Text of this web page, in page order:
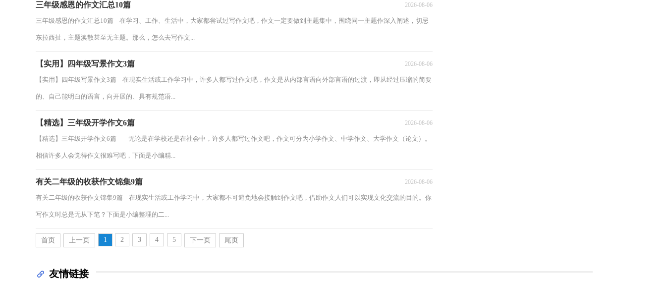
三年级感恩的作文汇总10篇 2026-08-06
三年级感恩的作文汇总10篇 在学习、工作、生活中，大家都尝试过写作文吧，作文一定要做到主题集中，围绕同一主题作深入阐述，切忌
东拉西扯，主题涣散甚至无主题。那么，怎么去写作文...
【实用】四年级写景作文3篇 2026-08-06
【实用】四年级写景作文3篇 在现实生活或工作学习中，许多人都写过作文吧，作文是从内部言语向外部言语的过渡，即从经过压缩的简要
的、自己能明白的语言，向开展的、具有规范语...
【精选】三年级开学作文6篇 2026-08-06
【精选】三年级开学作文6篇 无论是在学校还是在社会中，许多人都写过作文吧，作文可分为小学作文、中学作文、大学作文（论文）。
相信许多人会觉得作文很难写吧，下面是小编精...
有关二年级的收获作文锦集9篇 2026-08-06
有关二年级的收获作文锦集9篇 在现实生活或工作学习中，大家都不可避免地会接触到作文吧，借助作文人们可以实现文化交流的目的。你
写作文时总是无从下笔？下面是小编整理的二...
首页 上一页 1 2 3 4 5 下一页 尾页
友情链接